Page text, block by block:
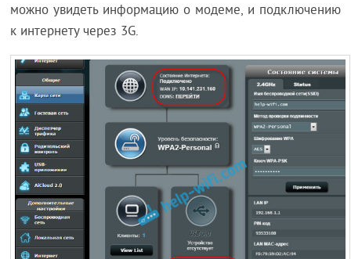
можно увидеть информацию о модеме, и подключению
к интернету через 3G.